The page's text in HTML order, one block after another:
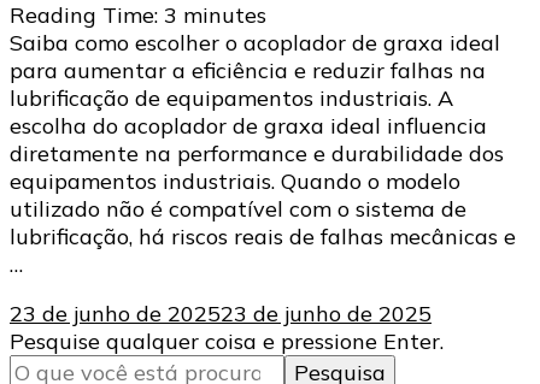
Reading Time: 3 minutes
Saiba como escolher o acoplador de graxa ideal
para aumentar a eficiência e reduzir falhas na
lubrificação de equipamentos industriais. A
escolha do acoplador de graxa ideal influencia
diretamente na performance e durabilidade dos
equipamentos industriais. Quando o modelo
utilizado não é compatível com o sistema de
lubrificação, há riscos reais de falhas mecânicas e
…
23 de junho de 202523 de junho de 2025
Procurando
algo?
Pesquise qualquer coisa e pressione Enter.